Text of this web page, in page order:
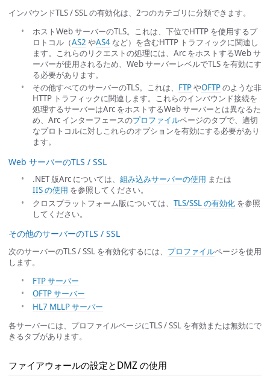
インバウンドTLS / SSL の有効化は、2つのカテゴリに分類できます。
ホストWeb サーバーのTLS。これは、下位でHTTP を使用するプ
ロトコル（AS2 やAS4 など）を含むHTTP トラフィックに関連し
ます。これらのリクエストの処理には、Arc をホストするWeb サ
ーバーが使用されるため、Web サーバーレベルでTLS を有効にす
る必要があります。
その他すべてのサーバーのTLS。これは、 FTPやOFTPのような非
HTTP トラフィックに関連します。これらのインバウンド接続を
処理するサーバーはArc をホストするWeb サーバーとは異なるた
め、Arc インターフェースのプロファイルページのタブで、適切
なプロトコルに対しこれらのオプションを有効にする必要があり
ます。
Web サーバーのTLS / SSL
.NET 版Arc については、 組み込みサーバーの使用 または
IIS の使用 を参照してください。
クロスプラットフォーム版については、 TLS/SSL の有効化 を参照
してください。
その他のサーバーのTLS / SSL
次のサーバーのTLS / SSL を有効化するには、 プロファイルページを使用
します。
FTP サーバー
OFTP サーバー
HL7 MLLP サーバー
各サーバーには、プロファイルページにTLS / SSL を有効または無効にで
きるタブがあります。
ファイアウォールの設定とDMZ の使用